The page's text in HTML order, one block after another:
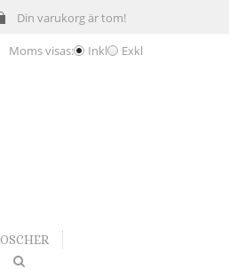
Din varukorg är tom!
Moms visas: Inkl Exkl